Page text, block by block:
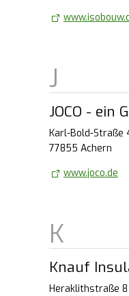
JOCO - ein
Karl-Bold-Straße
77855 Achern
www.joco.de
Knauf
Heraklithstraße 8